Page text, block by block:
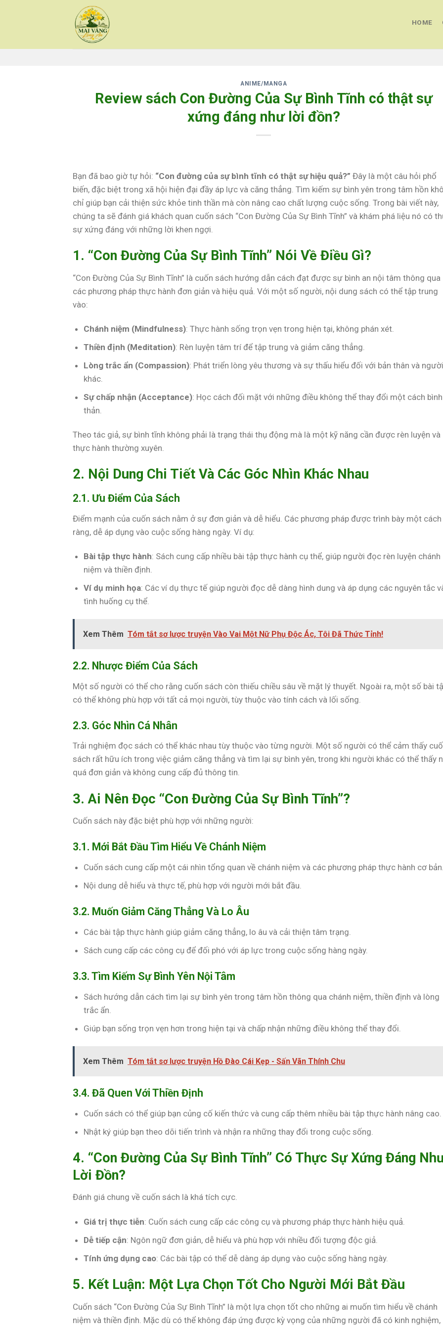
HOME
ANIME/MANGA
Review sách Con Đường Của Sự Bình Tĩnh có thật sự
xứng đáng như lời đồn?
Bạn đã bao giờ tự hỏi: “Con đường của sự bình tĩnh có thật sự hiệu quả?” Đây là một câu hỏi phổ
biến, đặc biệt trong xã hội hiện đại đầy áp lực và căng thẳng. Tìm kiếm sự bình yên trong tâm hồn
chỉ giúp bạn cải thiện sức khỏe tinh thần mà còn nâng cao chất lượng cuộc sống. Trong bài viết này,
chúng ta sẽ đánh giá khách quan cuốn sách “Con Đường Của Sự Bình Tĩnh” và khám phá liệu nó có
sự xứng đáng với những lời khen ngợi.
1. “Con Đường Của Sự Bình Tĩnh” Nói Về Điều Gì?
“Con Đường Của Sự Bình Tĩnh” là cuốn sách hướng dẫn cách đạt được sự bình an nội tâm thông qua
các phương pháp thực hành đơn giản và hiệu quả. Với một số người, nội dung sách có thể tập trung
vào:
Chánh niệm (Mindfulness): Thực hành sống trọn vẹn trong hiện tại, không phán xét.
Thiền định (Meditation): Rèn luyện tâm trí để tập trung và giảm căng thẳng.
Lòng trắc ẩn (Compassion): Phát triển lòng yêu thương và sự thấu hiểu đối với bản thân và người
khác.
Sự chấp nhận (Acceptance): Học cách đối mặt với những điều không thể thay đổi một cách bình
thản.
Theo tác giả, sự bình tĩnh không phải là trạng thái thụ động mà là một kỹ năng cần được rèn luyện và
thực hành thường xuyên.
2. Nội Dung Chi Tiết Và Các Góc Nhìn Khác Nhau
2.1. Ưu Điểm Của Sách
Điểm mạnh của cuốn sách nằm ở sự đơn giản và dễ hiểu. Các phương pháp được trình bày một cách
ràng, dễ áp dụng vào cuộc sống hàng ngày. Ví dụ:
Bài tập thực hành: Sách cung cấp nhiều bài tập thực hành cụ thể, giúp người đọc rèn luyện chánh
niệm và thiền định.
Ví dụ minh họa: Các ví dụ thực tế giúp người đọc dễ dàng hình dung và áp dụng các nguyên tắc
tình huống cụ thể.
Xem Thêm Tóm tắt sơ lược truyện Vào Vai Một Nữ Phụ Độc Ác, Tôi Đã Thức Tỉnh!
2.2. Nhược Điểm Của Sách
Một số người có thể cho rằng cuốn sách còn thiếu chiều sâu về mặt lý thuyết. Ngoài ra, một số bài
có thể không phù hợp với tất cả mọi người, tùy thuộc vào tính cách và lối sống.
2.3. Góc Nhìn Cá Nhân
Trải nghiệm đọc sách có thể khác nhau tùy thuộc vào từng người. Một số người có thể cảm thấy
sách rất hữu ích trong việc giảm căng thẳng và tìm lại sự bình yên, trong khi người khác có thể thấy
quá đơn giản và không cung cấp đủ thông tin.
3. Ai Nên Đọc “Con Đường Của Sự Bình Tĩnh”?
Cuốn sách này đặc biệt phù hợp với những người:
3.1. Mới Bắt Đầu Tìm Hiểu Về Chánh Niệm
Cuốn sách cung cấp một cái nhìn tổng quan về chánh niệm và các phương pháp thực hành cơ bản.
Nội dung dễ hiểu và thực tế, phù hợp với người mới bắt đầu.
3.2. Muốn Giảm Căng Thẳng Và Lo Âu
Các bài tập thực hành giúp giảm căng thẳng, lo âu và cải thiện tâm trạng.
Sách cung cấp các công cụ để đối phó với áp lực trong cuộc sống hàng ngày.
3.3. Tìm Kiếm Sự Bình Yên Nội Tâm
Sách hướng dẫn cách tìm lại sự bình yên trong tâm hồn thông qua chánh niệm, thiền định và lòng
trắc ẩn.
Giúp bạn sống trọn vẹn hơn trong hiện tại và chấp nhận những điều không thể thay đổi.
Xem Thêm Tóm tắt sơ lược truyện Hồ Đào Cái Kẹp - Sấn Vãn Thính Chu
3.4. Đã Quen Với Thiền Định
Cuốn sách có thể giúp bạn củng cố kiến thức và cung cấp thêm nhiều bài tập thực hành nâng cao.
Nhật ký giúp bạn theo dõi tiến trình và nhận ra những thay đổi trong cuộc sống.
4. “Con Đường Của Sự Bình Tĩnh” Có Thực Sự Xứng Đáng
Lời Đồn?
Đánh giá chung về cuốn sách là khá tích cực.
Giá trị thực tiễn: Cuốn sách cung cấp các công cụ và phương pháp thực hành hiệu quả.
Dễ tiếp cận: Ngôn ngữ đơn giản, dễ hiểu và phù hợp với nhiều đối tượng độc giả.
Tính ứng dụng cao: Các bài tập có thể dễ dàng áp dụng vào cuộc sống hàng ngày.
5. Kết Luận: Một Lựa Chọn Tốt Cho Người Mới Bắt Đầu
Cuốn sách “Con Đường Của Sự Bình Tĩnh” là một lựa chọn tốt cho những ai muốn tìm hiểu về chánh
niệm và thiền định. Mặc dù có thể không đáp ứng được kỳ vọng của những người đã có kinh nghiệm,